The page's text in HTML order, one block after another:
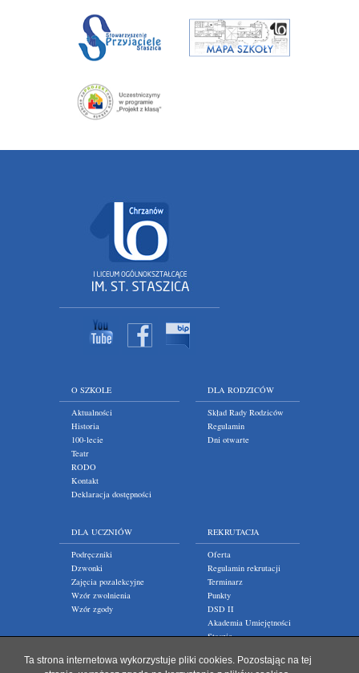
O SZKOLE
Aktualności
Historia
100-lecie
Teatr
RODO
Kontakt
Deklaracja dostępności
DLA RODZICÓW
Skład Rady Rodziców
Regulamin
Dni otwarte
DLA UCZNIÓW
Podręczniki
Dzwonki
Zajęcia pozalekcyjne
Wzór zwolnienia
Wzór zgody
REKRUTACJA
Oferta
Regulamin rekrutacji
Terminarz
Punkty
DSD II
Akademia Umiejętności
Staszic
Ta strona internetowa wykorzystuje pliki cookies. Pozostając na tej